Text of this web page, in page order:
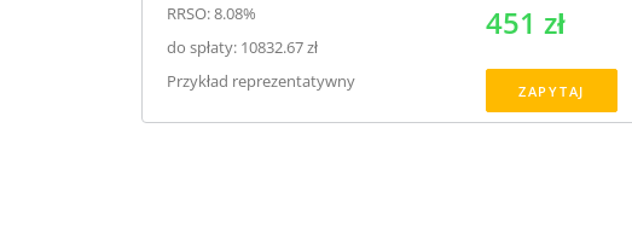
RRSO: 8.08%
do spłaty: 10832.67 zł
Przykład reprezentatywny
451 zł
ZAPYTAJ